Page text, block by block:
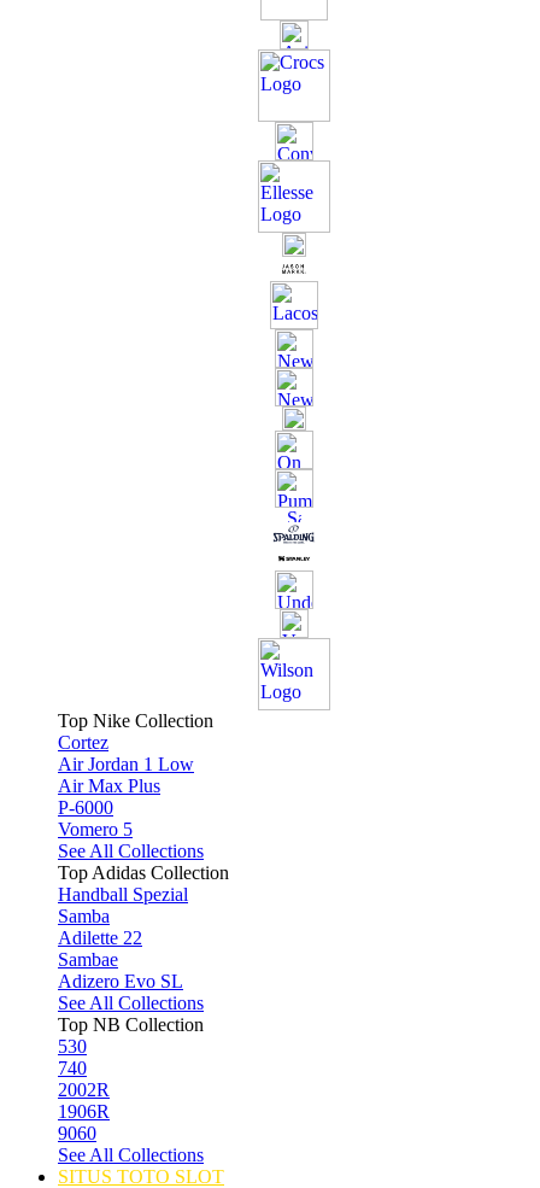
Top Nike Collection
Cortez
Air Jordan 1 Low
Air Max Plus
P-6000
Vomero 5
See All Collections
Top Adidas Collection
Handball Spezial
Samba
Adilette 22
Sambae
Adizero Evo SL
See All Collections
Top NB Collection
530
740
2002R
1906R
9060
See All Collections
SITUS TOTO SLOT